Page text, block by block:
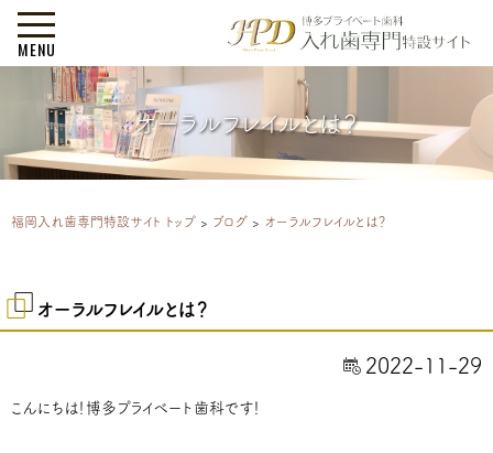
MENU
オーラルフレイルとは？
福岡入れ歯専門特設サイト トップ > ブログ > オーラルフレイルとは？
オーラルフレイルとは？
2022-11-29
こんにちは！博多プライベート歯科です！